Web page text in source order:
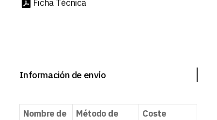
Ficha Técnica
Información de envío
Nombre de
Método de
Coste